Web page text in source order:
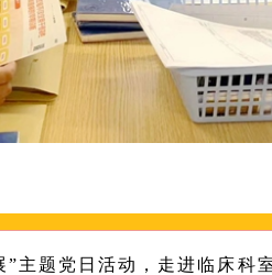
主题党日活动，走进临床科